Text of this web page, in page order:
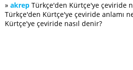
» akrep Türkçe'den Kürtçe'ye çeviride
Türkçe'den Kürtçe'ye çeviride anlamı
Kürtçe'ye çeviride nasıl denir?